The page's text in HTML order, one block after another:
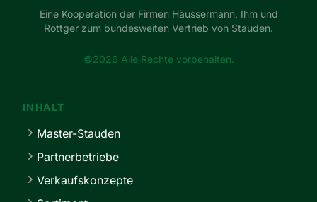
Eine Kooperation der Firmen Häussermann, Ihm und
Röttger zum bundesweiten Vertrieb von Stauden.
©2026 Alle Rechte vorbehalten.
INHALT
Master-Stauden
Partnerbetriebe
Verkaufskonzepte